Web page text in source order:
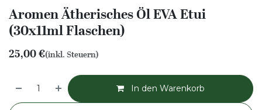
Aromen Ätherisches Öl EVA Etui
(30x11ml Flaschen)
25,00€(inkl. Steuern)
In den Warenkorb